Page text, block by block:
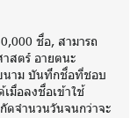
ชื่อ, สามารถ
สตร์ อายตนะ
นาม บันทึกชื่อที่ชอบ
มื่อลงชื่อเข้าใช้
ดจำนวนวันจนกว่าจะ